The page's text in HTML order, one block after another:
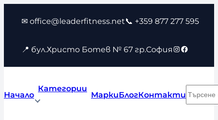
съдържанието
✉ office@leaderfitness.net📞 +359 877 277 595
📍 бул.Христо Ботев № 67 гр.София Instagram
Facebook
Начало
Категории
МаркиБлогКонтакти